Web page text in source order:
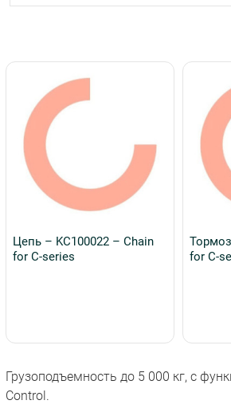
Цепь – KC100022 – Chain
for C-series
for C-
Грузоподъемность до 5 000 кг, с
Control.